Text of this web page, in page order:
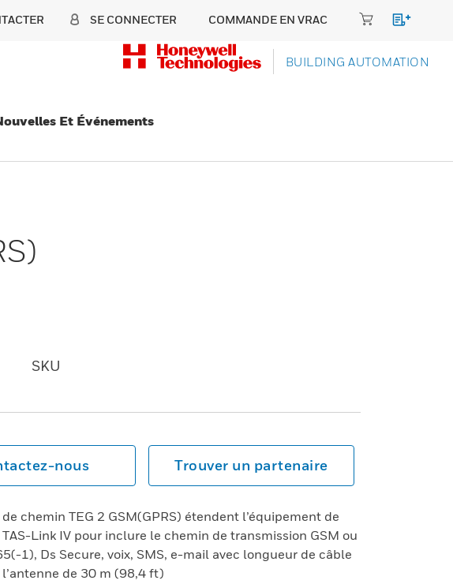
SE CONNECTER COMMANDE EN VRAC
BUILDING AUTOMATION
Et Événements
SKU
nous Trouver un partenaire
chemin TEG 2 GSM(GPRS) étendent l’équipement de
Link IV pour inclure le chemin de transmission GSM ou
1), Ds Secure, voix, SMS, e-mail avec longueur de câble
de 30 m (98,4 ft)